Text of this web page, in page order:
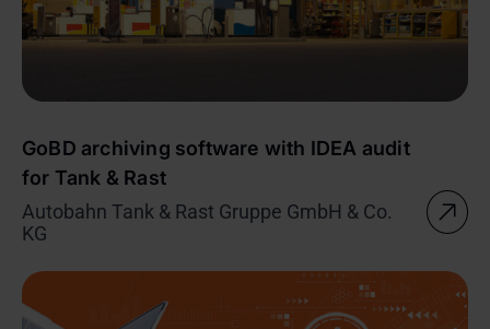
GoBD archiving software with IDEA audit
for Tank & Rast
Autobahn Tank & Rast Gruppe GmbH & Co.
KG